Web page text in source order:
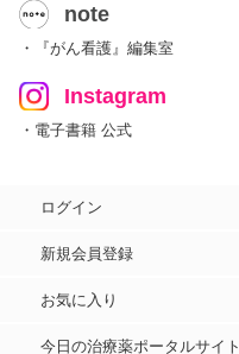
note
・『がん看護』編集室
Instagram
・電子書籍 公式
ログイン
新規会員登録
お気に入り
今日の治療薬ポータルサイト